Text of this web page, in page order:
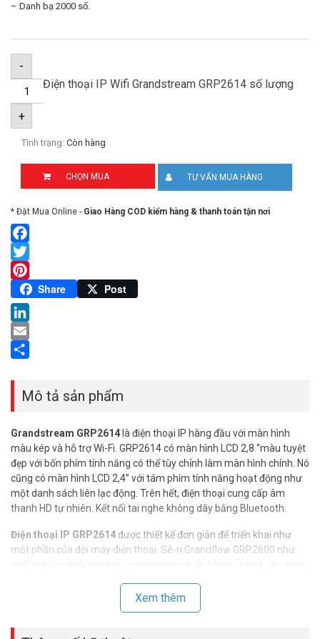
– Danh bạ 2000 số.
-
Điện thoại IP Wifi Grandstream GRP2614 số lượng
+
Tình trạng: Còn hàng
CHỌN MUA TƯ VẤN MUA HÀNG
* Đặt Mua Online - Giao Hàng COD kiểm hàng & thanh toán tận nơi
Facebook
Twitter
Pinterest
Share Post
LinkedIn
Email
Mô tả sản phẩm
Grandstream GRP2614là điện thoại IP hàng đầu với màn hình
màu kép và hỗ trợ Wi-Fi. GRP2614 có màn hình LCD 2,8 “màu tuyệt
đẹp với bốn phím tính năng có thể tùy chỉnh làm màn hình chính. Nó
cũng có màn hình LCD 2,4” với tám phím tính năng hoạt động như
một danh sách liên lạc động. Trên hết, điện thoại cung cấp âm
thanh HD tự nhiên. Kết nối tai nghe không dây bằng Bluetooth.
Điện thoại IP GRP2614được thiết kế đơn giản để triển khai như
một phần của đội máy điện thoại. Sê-ri Grandflow GRP2600 như
cũng có hai cổng Gigabit Ethernet và hỗ trợ PoE.
Xem thêm